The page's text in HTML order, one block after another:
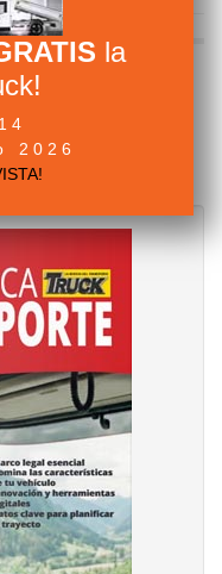
la
2026